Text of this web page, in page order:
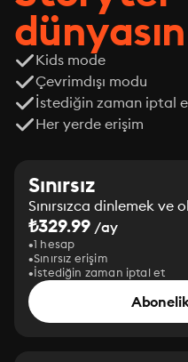
Kids mode
Çevrimdışı modu
İstediğin zaman iptal
Her yerde erişim
Sınırsız
Sınırsızca dinlemek
₺329.99 /ay
1 hesap
Sınırsız erişim
İstediğin zaman iptal et